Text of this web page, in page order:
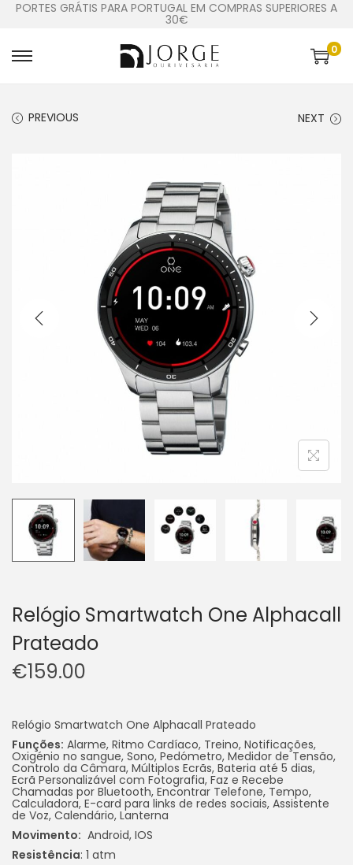
PORTES GRÁTIS PARA PORTUGAL EM COMPRAS SUPERIORES A
30€
0
PREVIOUS NEXT
Relógio Smartwatch One Alphacall
Prateado
€159.00
Relógio Smartwatch One Alphacall Prateado
Funções: Alarme, Ritmo Cardíaco, Treino, Notificações,
Oxigénio no sangue, Sono, Pedómetro, Medidor de Tensão,
Controlo da Câmara, Múltiplos Ecrãs, Bateria até 5 dias,
Ecrã Personalizável com Fotografia, Faz e Recebe
Chamadas por Bluetooth, Encontrar Telefone, Tempo,
Calculadora, E-card para links de redes sociais, Assistente
de Voz, Calendário, Lanterna
Movimento: Android, IOS
Resistência: 1 atm